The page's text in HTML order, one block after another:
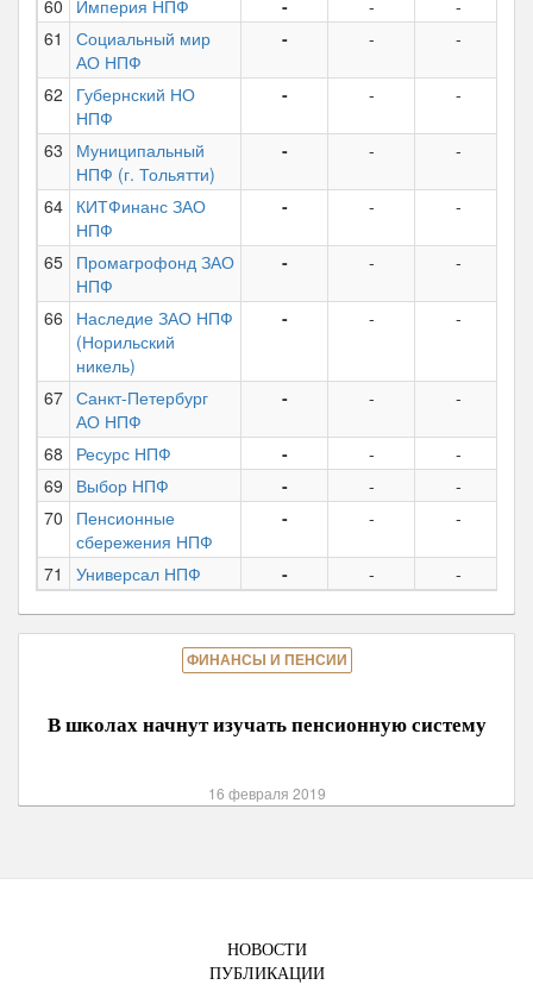
60
Империя НПФ - - -
61
Социальный мир
АО НПФ
- - -
62
Губернский НО
НПФ
- - -
63
Муниципальный
НПФ (г. Тольятти)
- - -
64 КИТФинанс ЗАО
НПФ
- - -
65 Промагрофонд ЗАО
НПФ
- - -
66
Наследие ЗАО НПФ
(Норильский
никель)
- - -
67 Санкт-Петербург
АО НПФ
- - -
68 Ресурс НПФ - -
-
69
Выбор НПФ - -
-
70
Пенсионные
сбережения НПФ
- - -
71 Универсал НПФ - - -
ФИНАНСЫ И ПЕНСИИ
В школах начнут изучать пенсионную систему
16 февраля 2019
НОВОСТИ
ПУБЛИКАЦИИ